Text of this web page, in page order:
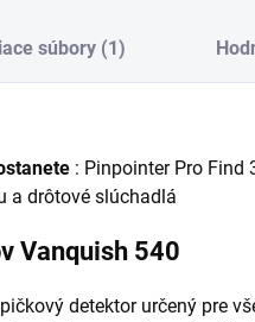
súbory (1)
: Pinpointer Pro Find
a drôtové slúchadlá
Vanquish 540
detektor určený pre